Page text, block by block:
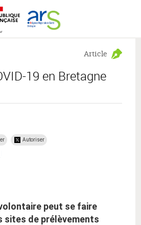
19 en Bretagne
Article
Autoriser
peut se faire
sites de prélèvements